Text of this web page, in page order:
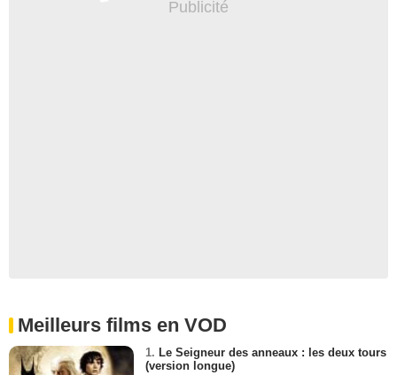
Meilleurs films en VOD
1. Le Seigneur des anneaux : les deux tours
(version longue)